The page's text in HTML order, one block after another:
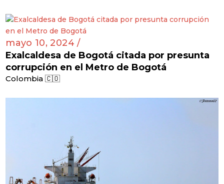
mayo 10, 2024 /
Exalcaldesa de Bogotá citada por presunta
corrupción en el Metro de Bogotá
Colombia 🇨🇴